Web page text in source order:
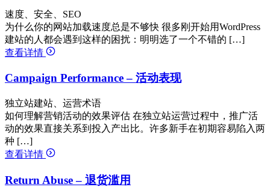
速度、安全、SEO
为什么你的网站加载速度总是不够快 很多刚开始用WordPress
建站的人都会遇到这样的困扰：明明选了一个不错的 […]
查看详情
Campaign Performance – 活动表现
独立站建站、运营术语
如何理解营销活动的效果评估 在独立站运营过程中，推广活
动的效果直接关系到投入产出比。许多新手在初期容易陷入两
种 […]
查看详情
Return Abuse – 退货滥用